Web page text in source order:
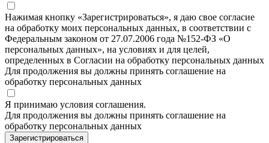
Нажимая кнопку «Зарегистрироваться», я даю свое согласие
на обработку моих персональных данных, в соответствии с
Федеральным законом от 27.07.2006 года №152-ФЗ «О
персональных данных», на условиях и для целей,
определенных в Согласии на обработку персональных данных
Для продолжения вы должны принять соглашение на
обработку персональных данных
Я принимаю условия соглашения.
Для продолжения вы должны принять соглашение на
обработку персональных данных
Зарегистрироваться